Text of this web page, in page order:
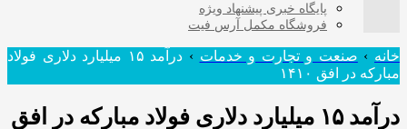
پایگاه خبری پیشنهاد ویژه
فروشگاه مکمل آرس فیت
خانه › صنعت و تجارت و خدمات ›
درآمد ۱۵ میلیارد دلاری فولاد
مبارکه در افق ۱۴۱۰
درآمد ۱۵ میلیارد دلاری فولاد مبارکه در افق